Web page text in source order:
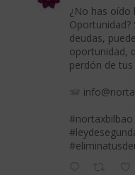
¿No has oído
Oportunidad?
deudas,
oportunidad,
perdón de tus
#nortaxbilbao